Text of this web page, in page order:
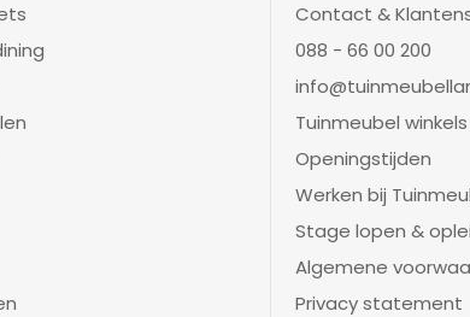
Contact &
088 - 66 00 200
Tuinmeubel winkels
Openingstijden
Werken bij
Stage lopen &
Algemene
Privacy statement